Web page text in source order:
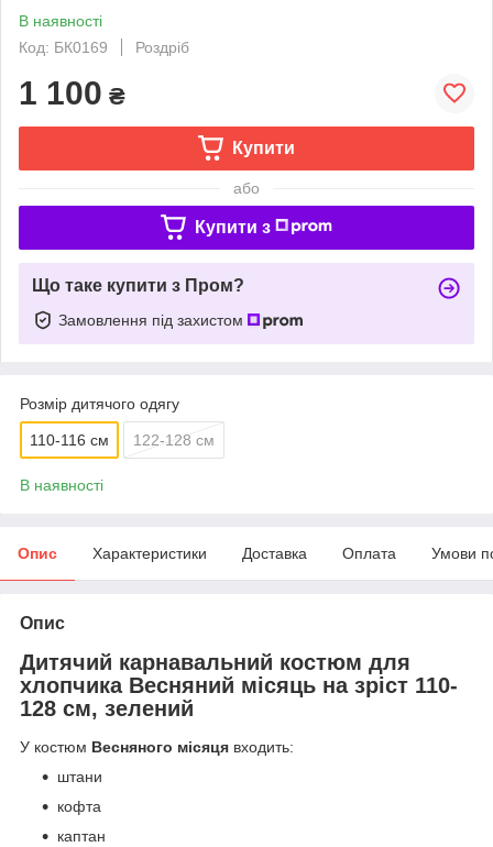
В наявності
Код: БК0169
Роздріб
1 100 ₴
Купити
або
Купити з
Що таке купити з Пром?
Замовлення під захистом
Розмір дитячого одягу
110-116 см 122-128 см
В наявності
Опис Характеристики Доставка Оплата Умови
Опис
Дитячий карнавальний костюм для
хлопчика Весняний місяць на зріст 110-
128 см, зелений
У костюм Весняного місяця входить:
штани
кофта
каптан